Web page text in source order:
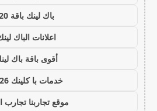
باك لينك باقة 20
اعلانات الباك
أقوى باقة باك
خدمات با كلينك 2026
موقع تجاربنا تجارب